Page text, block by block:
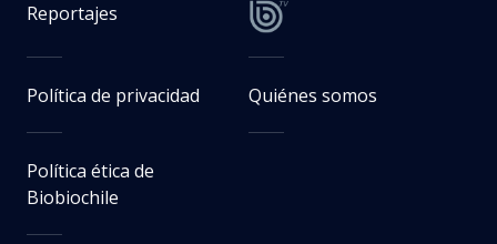
Reportajes
Política de privacidad Quiénes somos
Política ética de
Biobiochile